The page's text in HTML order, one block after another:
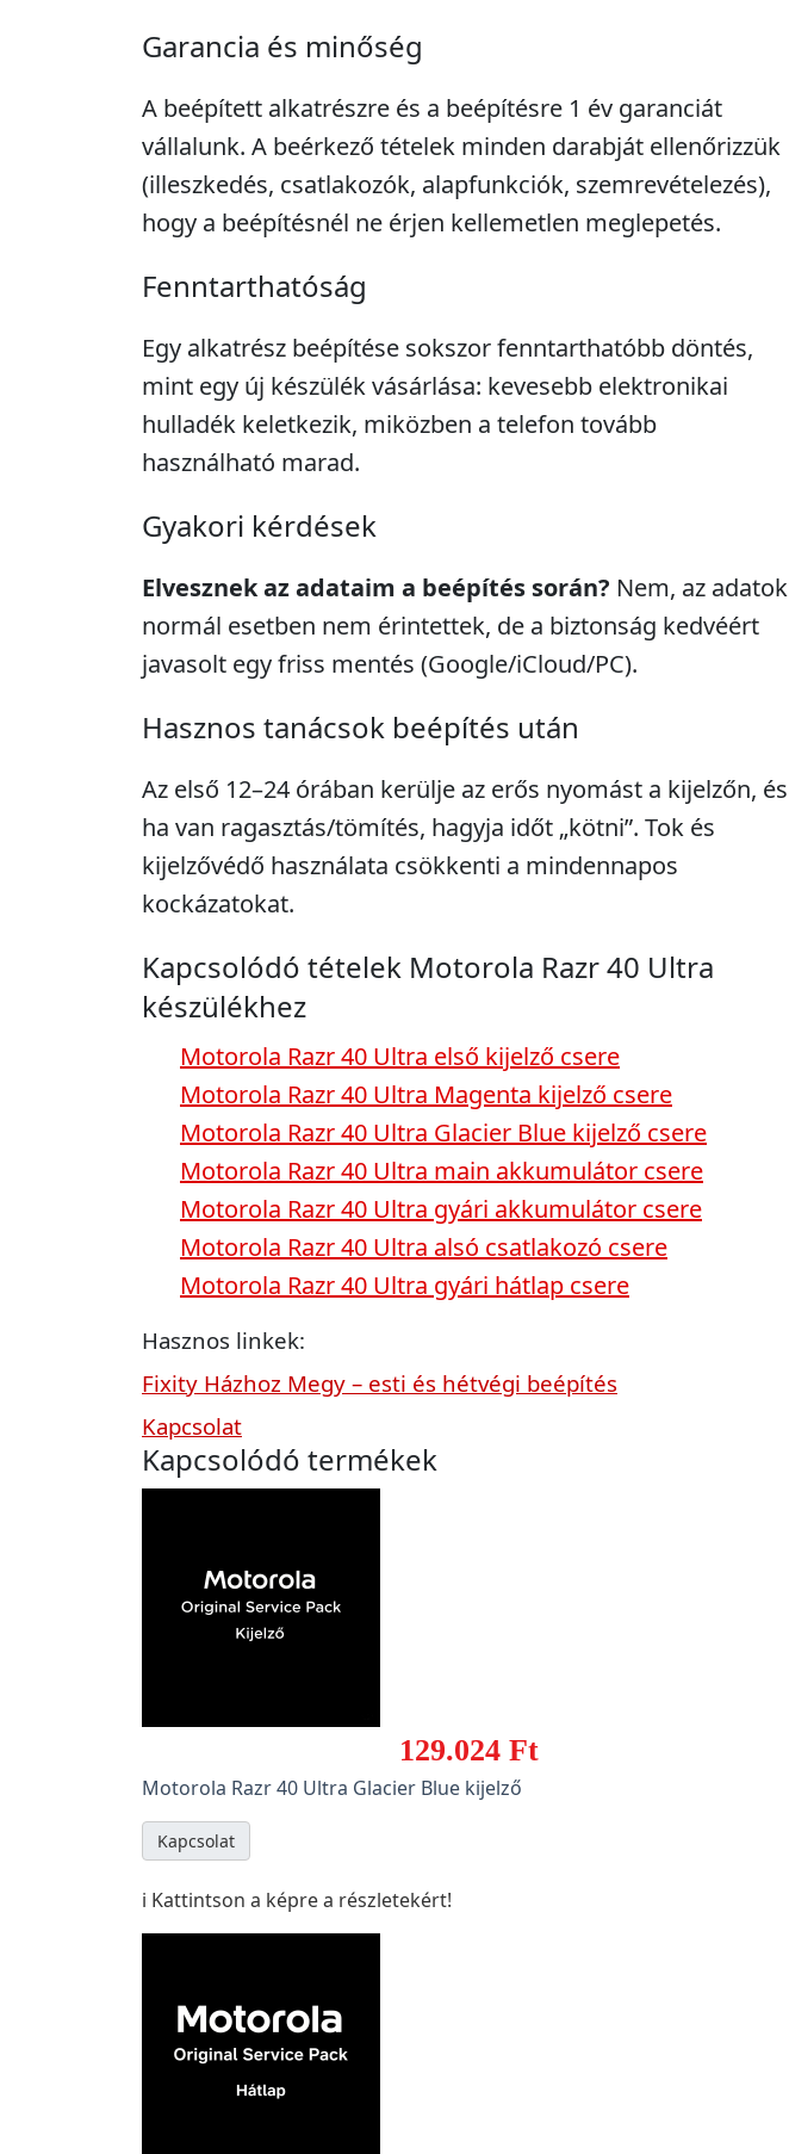
Garancia és minőség
A beépített alkatrészre és a beépítésre 1 év garanciát
vállalunk. A beérkező tételek minden darabját ellenőrizzük
(illeszkedés, csatlakozók, alapfunkciók, szemrevételezés),
hogy a beépítésnél ne érjen kellemetlen meglepetés.
Fenntarthatóság
Egy alkatrész beépítése sokszor fenntarthatóbb döntés,
mint egy új készülék vásárlása: kevesebb elektronikai
hulladék keletkezik, miközben a telefon tovább
használható marad.
Gyakori kérdések
Elvesznek az adataim a beépítés során? Nem, az adatok
normál esetben nem érintettek, de a biztonság kedvéért
javasolt egy friss mentés (Google/iCloud/PC).
Hasznos tanácsok beépítés után
Az első 12–24 órában kerülje az erős nyomást a kijelzőn, és
ha van ragasztás/tömítés, hagyja időt „kötni”. Tok és
kijelzővédő használata csökkenti a mindennapos
kockázatokat.
Kapcsolódó tételek Motorola Razr 40 Ultra
készülékhez
Motorola Razr 40 Ultra első kijelző csere
Motorola Razr 40 Ultra Magenta kijelző csere
Motorola Razr 40 Ultra Glacier Blue kijelző csere
Motorola Razr 40 Ultra main akkumulátor csere
Motorola Razr 40 Ultra gyári akkumulátor csere
Motorola Razr 40 Ultra alsó csatlakozó csere
Motorola Razr 40 Ultra gyári hátlap csere
Hasznos linkek:
Fixity Házhoz Megy – esti és hétvégi beépítés
Kapcsolat
Kapcsolódó termékek
129.024 Ft
Motorola Razr 40 Ultra Glacier Blue kijelző
Kapcsolat
ℹ️ Kattintson a képre a részletekért!